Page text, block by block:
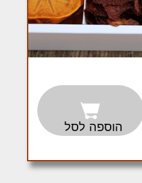
הוספה לסל